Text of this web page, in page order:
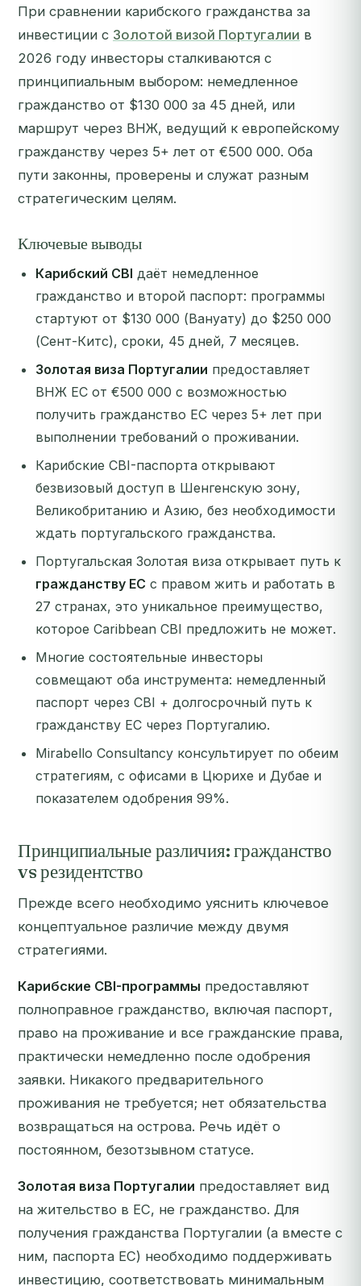
При сравнении карибского гражданства за
инвестиции с Золотой визой Португалии в
2026 году инвесторы сталкиваются с
принципиальным выбором: немедленное
гражданство от $130 000 за 45 дней, или
маршрут через ВНЖ, ведущий к европейскому
гражданству через 5+ лет от €500 000. Оба
пути законны, проверены и служат разным
стратегическим целям.
Ключевые выводы
Карибский CBI даёт немедленное
гражданство и второй паспорт: программы
стартуют от $130 000 (Вануату) до $250 000
(Сент-Китс), сроки, 45 дней, 7 месяцев.
Золотая виза Португалии предоставляет
ВНЖ ЕС от €500 000 с возможностью
получить гражданство ЕС через 5+ лет при
выполнении требований о проживании.
Карибские CBI-паспорта открывают
безвизовый доступ в Шенгенскую зону,
Великобританию и Азию, без необходимости
ждать португальского гражданства.
Португальская Золотая виза открывает путь к
гражданству ЕС с правом жить и работать в
27 странах, это уникальное преимущество,
которое Caribbean CBI предложить не может.
Многие состоятельные инвесторы
совмещают оба инструмента: немедленный
паспорт через CBI + долгосрочный путь к
гражданству ЕС через Португалию.
Mirabello Consultancy консультирует по обеим
стратегиям, с офисами в Цюрихе и Дубае и
показателем одобрения 99%.
Принципиальные различия: гражданство
vs резидентство
Прежде всего необходимо уяснить ключевое
концептуальное различие между двумя
стратегиями.
Карибские CBI-программы предоставляют
полноправное гражданство, включая паспорт,
право на проживание и все гражданские права,
практически немедленно после одобрения
заявки. Никакого предварительного
проживания не требуется; нет обязательства
возвращаться на острова. Речь идёт о
постоянном, безотзывном статусе.
Золотая виза Португалии предоставляет вид
на жительство в ЕС, не гражданство. Для
получения гражданства Португалии (а вместе с
ним, паспорта ЕС) необходимо поддерживать
инвестицию, соответствовать минимальным